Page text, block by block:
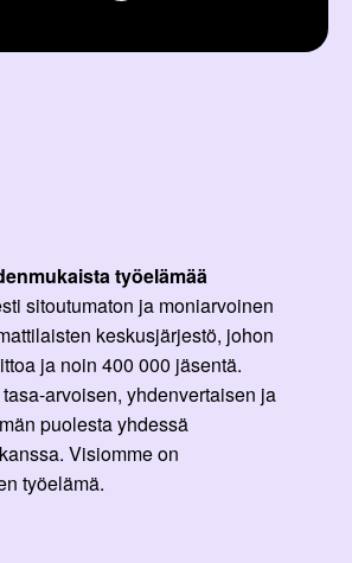
työelämää
sitoutumaton ja moniarvoinen
keskusjärjestö, johon
ja noin 400 000 jäsentä.
arvoisen, yhdenvertaisen ja
puolesta yhdessä
Visiomme on
työelämä.